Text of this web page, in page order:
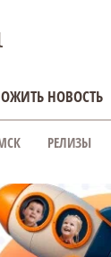
НОВОСТЬ
РЕЛИЗЫ